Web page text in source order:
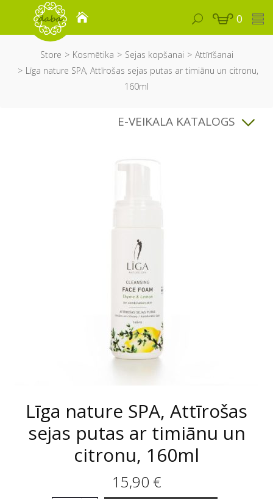
0
Store Kosmētika Sejas kopšanai
Attīrīšanai
Līga nature SPA, Attīrošas sejas putas ar timiānu un citronu,
160ml
E-VEIKALA KATALOGS
Līga nature SPA, Attīrošas
sejas putas ar timiānu un
citronu, 160ml
15,90 €